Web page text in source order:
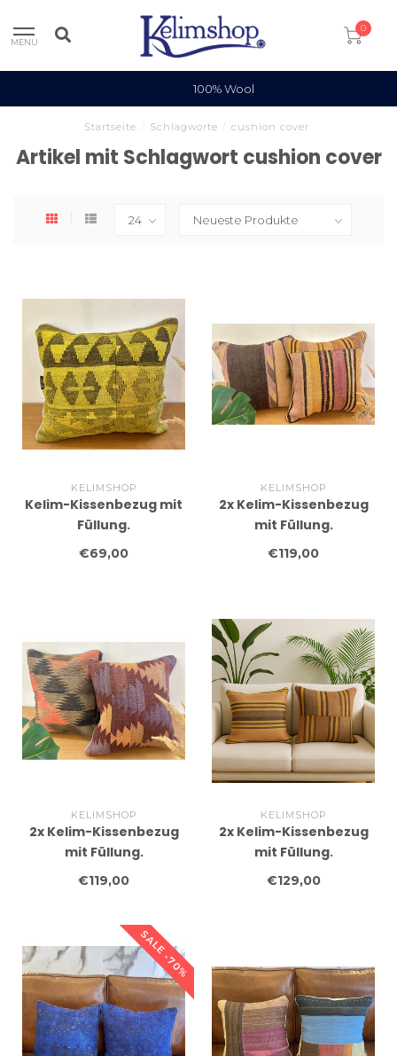
MENU
0
100% Wool
Startseite Schlagworte cushion cover
Artikel mit Schlagwort cushion cover
KELIMSHOP
Kelim-Kissenbezug mit
Füllung.
Handgefertigte Kelim-
€69,00
KELIMSHOP
2x Kelim-Kissenbezug
mit Füllung.
Handgefertigte Kelim-
€119,00
KELIMSHOP
2x Kelim-Kissenbezug
mit Füllung.
Handgefertigte Kelim-
Kissen, ca. 45 x 45 cm
€119,00
KELIMSHOP
2x Kelim-Kissenbezug
mit Füllung.
Handgefertigte Kelim-
Kissen, ca. 45 x 45 cm
€129,00
SALE -70%